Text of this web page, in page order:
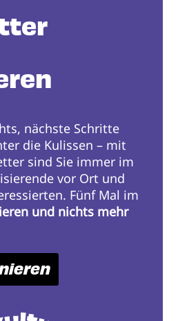
nächste Schritte
die Kulissen – mit
sind Sie immer im
vor Ort und
Fünf Mal im
und nichts mehr